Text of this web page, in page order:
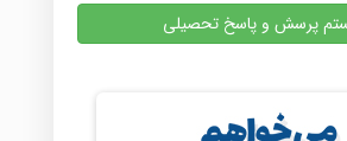
پرسش و پاسخ تحصیلی